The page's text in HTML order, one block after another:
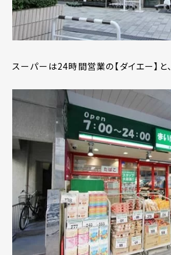
スーパーは24時間営業の【ダイエー】と、